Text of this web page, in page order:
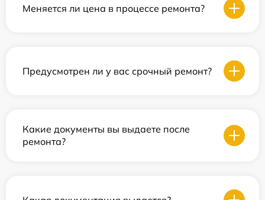
Меняется ли цена в процессе ремонта?
Предусмотрен ли у вас срочный ремонт?
Какие документы вы выдаете после
ремонта?